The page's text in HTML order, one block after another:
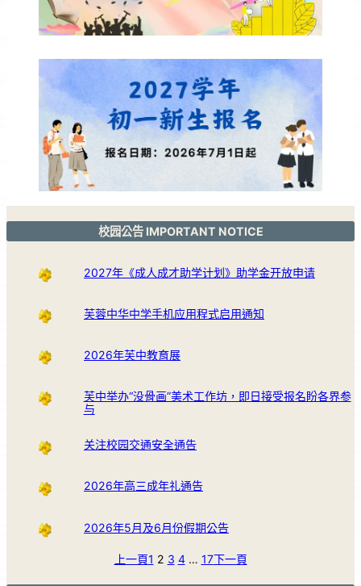
校园公告 IMPORTANT NOTICE
2027年《成人成才助学计划》助学金开放申请
芙蓉中华中学手机应用程式启用通知
2026年芙中教育展
芙中举办“没骨画”美术工作坊，即日接受报名盼各界参
与
关注校园交通安全通告
2026年高三成年礼通告
2026年5月及6月份假期公告
上一頁1 2 3 4 … 17下一頁